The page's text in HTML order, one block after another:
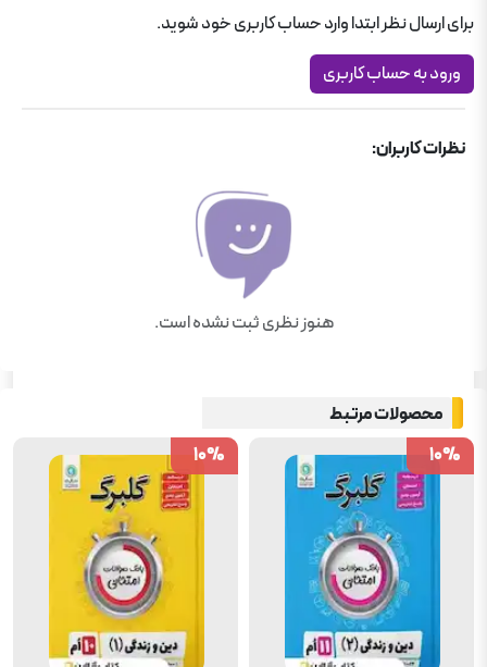
برای ارسال نظر ابتدا وارد حساب کاربری خود شوید.
ورود به حساب کاربری
نظرات کاربران:
هنوز نظری ثبت نشده است.
محصولات مرتبط
10%
10%
10%
10%